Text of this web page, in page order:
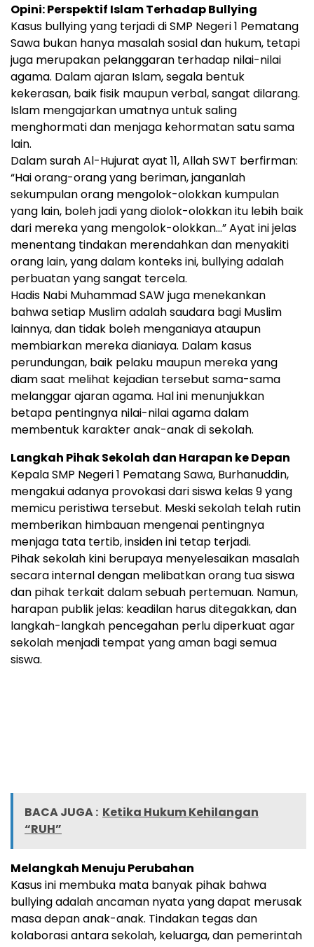
Opini: Perspektif Islam Terhadap Bullying
Kasus bullying yang terjadi di SMP Negeri 1 Pematang
Sawa bukan hanya masalah sosial dan hukum, tetapi
juga merupakan pelanggaran terhadap nilai-nilai
agama. Dalam ajaran Islam, segala bentuk
kekerasan, baik fisik maupun verbal, sangat dilarang.
Islam mengajarkan umatnya untuk saling
menghormati dan menjaga kehormatan satu sama
lain.
Dalam surah Al-Hujurat ayat 11, Allah SWT berfirman:
“Hai orang-orang yang beriman, janganlah
sekumpulan orang mengolok-olokkan kumpulan
yang lain, boleh jadi yang diolok-olokkan itu lebih baik
dari mereka yang mengolok-olokkan…” Ayat ini jelas
menentang tindakan merendahkan dan menyakiti
orang lain, yang dalam konteks ini, bullying adalah
perbuatan yang sangat tercela.
Hadis Nabi Muhammad SAW juga menekankan
bahwa setiap Muslim adalah saudara bagi Muslim
lainnya, dan tidak boleh menganiaya ataupun
membiarkan mereka dianiaya. Dalam kasus
perundungan, baik pelaku maupun mereka yang
diam saat melihat kejadian tersebut sama-sama
melanggar ajaran agama. Hal ini menunjukkan
betapa pentingnya nilai-nilai agama dalam
membentuk karakter anak-anak di sekolah.
Langkah Pihak Sekolah dan Harapan ke Depan
Kepala SMP Negeri 1 Pematang Sawa, Burhanuddin,
mengakui adanya provokasi dari siswa kelas 9 yang
memicu peristiwa tersebut. Meski sekolah telah rutin
memberikan himbauan mengenai pentingnya
menjaga tata tertib, insiden ini tetap terjadi.
Pihak sekolah kini berupaya menyelesaikan masalah
secara internal dengan melibatkan orang tua siswa
dan pihak terkait dalam sebuah pertemuan. Namun,
harapan publik jelas: keadilan harus ditegakkan, dan
langkah-langkah pencegahan perlu diperkuat agar
sekolah menjadi tempat yang aman bagi semua
siswa.
BACA JUGA : Ketika Hukum Kehilangan
“RUH”
Melangkah Menuju Perubahan
Kasus ini membuka mata banyak pihak bahwa
bullying adalah ancaman nyata yang dapat merusak
masa depan anak-anak. Tindakan tegas dan
kolaborasi antara sekolah, keluarga, dan pemerintah